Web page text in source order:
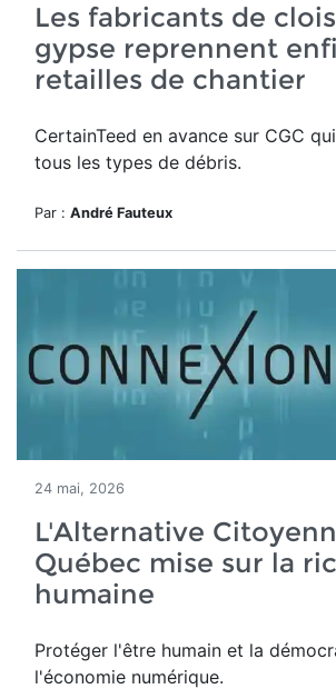
Les fabricants de
gypse reprennent
retailles de chantier
CertainTeed en avance sur CGC
tous les types de débris.
Par : André Fauteux
24 mai, 2026
L'Alternative
Québec mise sur la
humaine
Protéger l'être humain et la
l'économie numérique.